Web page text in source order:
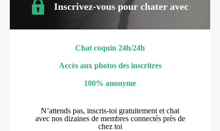
Inscrivez-vous pour chater avec
Chat coquin 24h/24h
Accès aux photos des inscritres
100% anonyme
N’attends pas, inscris-toi gratuitement et chat
avec nos dizaines de membres connectés près de
chez toi